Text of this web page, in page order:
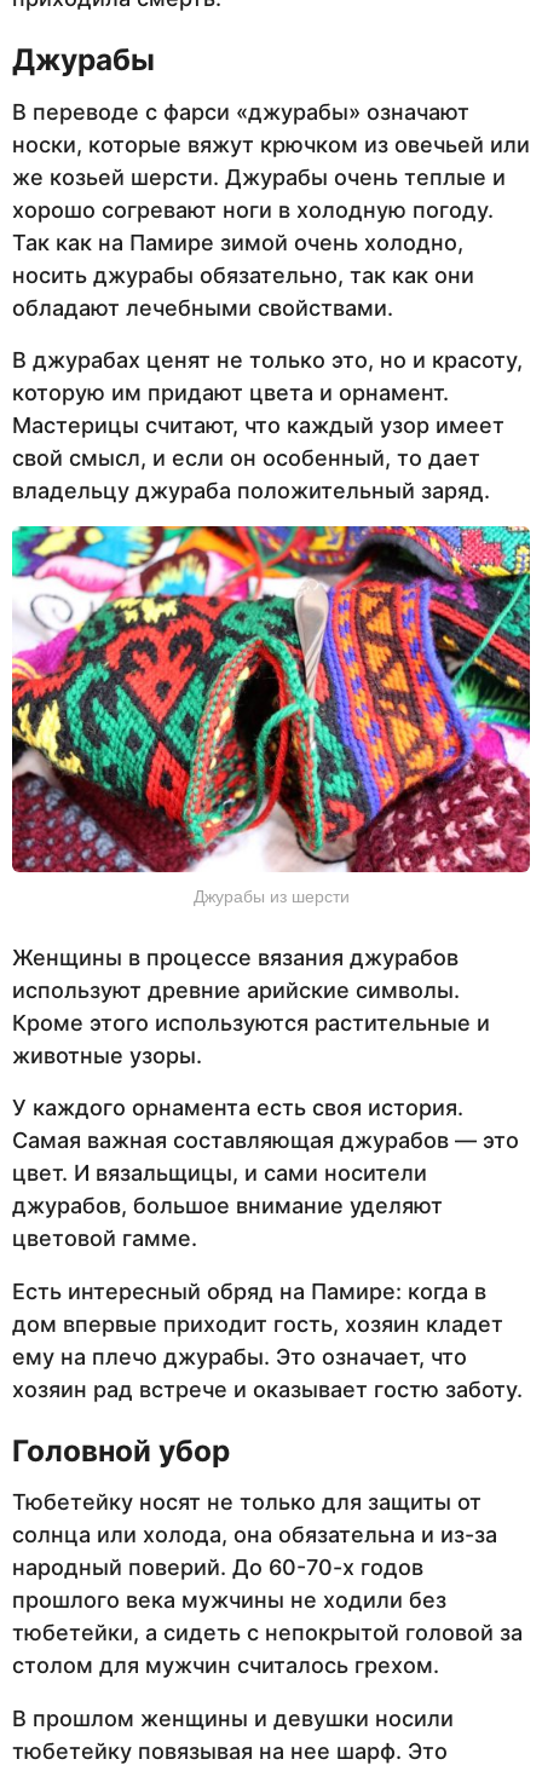
Джурабы
В переводе с фарси «джурабы» означают
носки, которые вяжут крючком из овечьей или
же козьей шерсти. Джурабы очень теплые и
хорошо согревают ноги в холодную погоду.
Так как на Памире зимой очень холодно,
носить джурабы обязательно, так как они
обладают лечебными свойствами.
В джурабах ценят не только это, но и красоту,
которую им придают цвета и орнамент.
Мастерицы считают, что каждый узор имеет
свой смысл, и если он особенный, то дает
владельцу джураба положительный заряд.
Джурабы из шерсти
Женщины в процессе вязания джурабов
используют древние арийские символы.
Кроме этого используются растительные и
животные узоры.
У каждого орнамента есть своя история.
Самая важная составляющая джурабов — это
цвет. И вязальщицы, и сами носители
джурабов, большое внимание уделяют
цветовой гамме.
Есть интересный обряд на Памире: когда в
дом впервые приходит гость, хозяин кладет
ему на плечо джурабы. Это означает, что
хозяин рад встрече и оказывает гостю заботу.
Головной убор
Тюбетейку носят не только для защиты от
солнца или холода, она обязательна и из-за
народный поверий. До 60-70-х годов
прошлого века мужчины не ходили без
тюбетейки, а сидеть с непокрытой головой за
столом для мужчин считалось грехом.
В прошлом женщины и девушки носили
тюбетейку повязывая на нее шарф. Это